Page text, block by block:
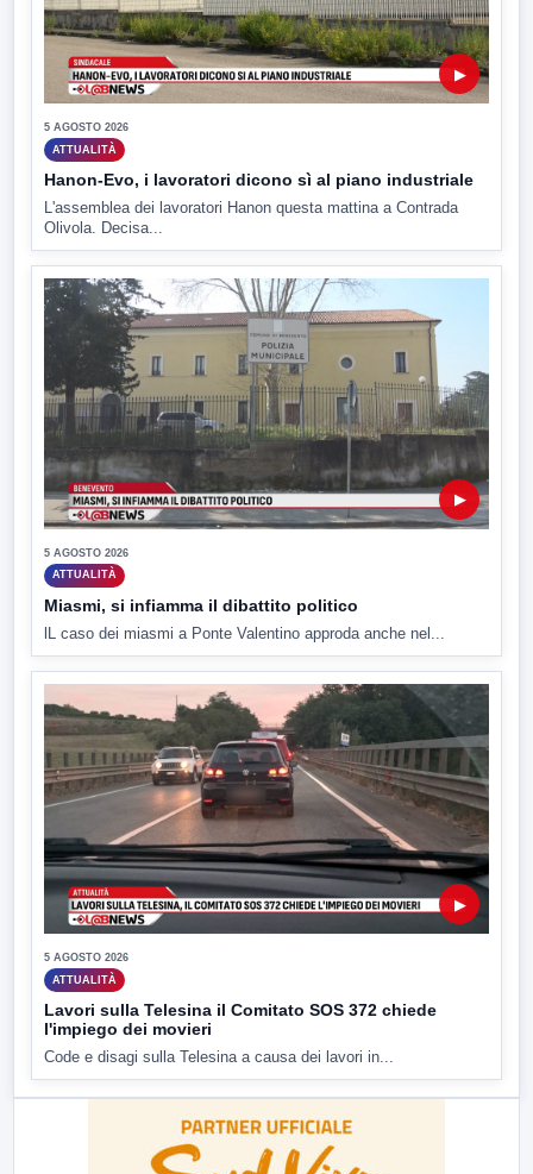
▶
5 AGOSTO 2026
ATTUALITÀ
Hanon-Evo, i lavoratori dicono sì al piano industriale
L'assemblea dei lavoratori Hanon questa mattina a Contrada
Olivola. Decisa...
▶
5 AGOSTO 2026
ATTUALITÀ
Miasmi, si infiamma il dibattito politico
lL caso dei miasmi a Ponte Valentino approda anche nel...
▶
5 AGOSTO 2026
ATTUALITÀ
Lavori sulla Telesina il Comitato SOS 372 chiede
l'impiego dei movieri
Code e disagi sulla Telesina a causa dei lavori in...